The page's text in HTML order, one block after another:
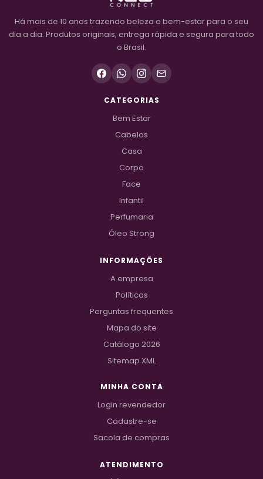
Há mais de 10 anos trazendo beleza e bem-estar para o seu
dia a dia. Produtos originais, entrega rápida e segura para todo
o Brasil.
CATEGORIAS
Bem Estar
Cabelos
Casa
Corpo
Face
Infantil
Perfumaria
Óleo Strong
INFORMAÇÕES
A empresa
Políticas
Perguntas frequentes
Mapa do site
Catálogo 2026
Sitemap XML
MINHA CONTA
Login revendedor
Cadastre-se
Sacola de compras
ATENDIMENTO